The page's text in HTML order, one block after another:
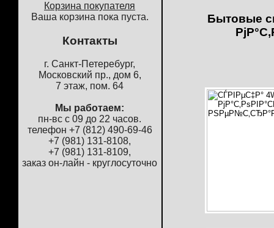
Корзина покупателя
Ваша корзина пока пуста.
Контакты
г. Санкт-Петеребург,
Московский пр., дом 6,
7 этаж, пом. 64
Мы работаем:
пн-вс с 09 до 22 часов.
телефон +7 (812) 490-69-46
+7 (981) 131-8108,
+7 (981) 131-8109,
заказ он-лайн - круглосуточно
Бытовые